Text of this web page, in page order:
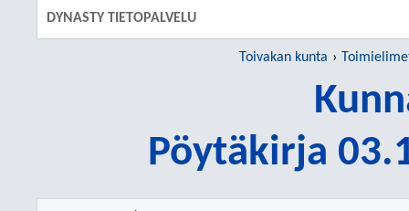
DYNASTY TIETOPALVELU
Toivakan kunta
Pöytäkirja